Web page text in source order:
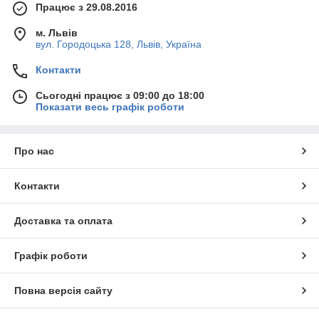
Працює з 29.08.2016
м. Львів
вул. Городоцька 128, Львів, Україна
Контакти
Сьогодні працює з 09:00 до 18:00
Показати весь графік роботи
Про нас
Контакти
Доставка та оплата
Графік роботи
Повна версія сайту